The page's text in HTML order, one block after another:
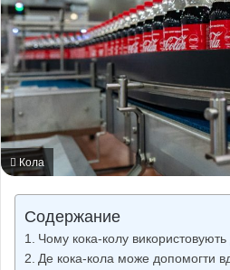
Кола
Содержание
Чому кока-колу
Де кока-кола може допомогти